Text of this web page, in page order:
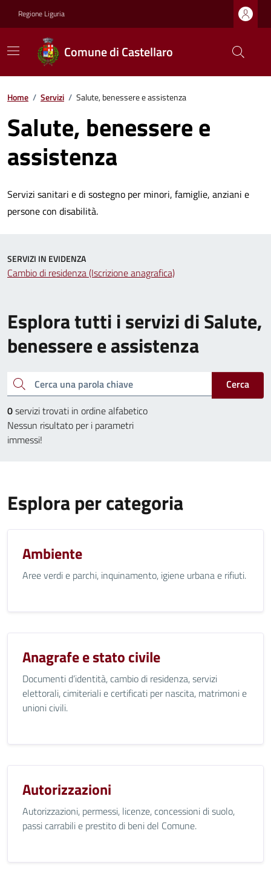
Regione Liguria
Comune di Castellaro
Home / Servizi / Salute, benessere e assistenza
Salute, benessere e
assistenza
Servizi sanitari e di sostegno per minori, famiglie, anziani e
persone con disabilità.
Esplora tutti i servizi di Salute,
benessere e assistenza
Cerca una parola chiave
Cerca
0servizi trovati in ordine alfabetico
Nessun risultato per i parametri
immessi!
SERVIZI IN EVIDENZA
Cambio di residenza (Iscrizione anagrafica)
Esplora per categoria
Ambiente
Aree verdi e parchi, inquinamento, igiene urbana e rifiuti.
Anagrafe e stato civile
Documenti d’identità, cambio di residenza, servizi
elettorali, cimiteriali e certificati per nascita, matrimoni e
unioni civili.
Autorizzazioni
Autorizzazioni, permessi, licenze, concessioni di suolo,
passi carrabili e prestito di beni del Comune.